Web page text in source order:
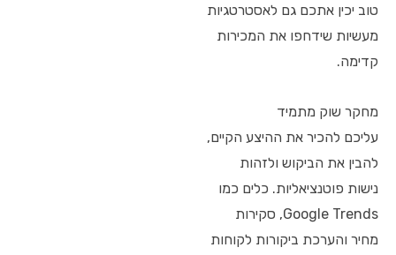
טוב יכין אתכם גם לאסטרטגיות
מעשיות שידחפו את המכירות
קדימה.
מחקר שוק מתמיד
עליכם להכיר את ההיצע הקיים,
להבין את הביקוש ולזהות
נישות פוטנציאליות. כלים כמו
Google Trends, סקירות
מחיר והערכת ביקורות לקוחות